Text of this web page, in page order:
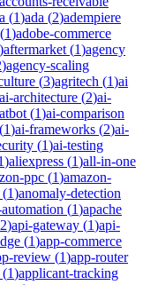
(1)ada (2)adempiere
(1)adobe-commerce
)aftermarket (1)agency
)agency-scaling
(3)agritech (1)ai
ai-architecture (2)ai-
(1)ai-comparison
(1)ai-frameworks (2)ai-
(1)ai-testing
)aliexpress (1)all-in-one
ppc (1)amazon-
(1)anomaly-detection
(1)apache
2)api-gateway (1)api-
(1)app-commerce
review (1)app-router
(1)applicant-tracking